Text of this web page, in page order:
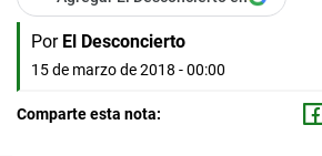
Por El Desconcierto
15 de marzo de 2018 - 00:00
Comparte esta nota: